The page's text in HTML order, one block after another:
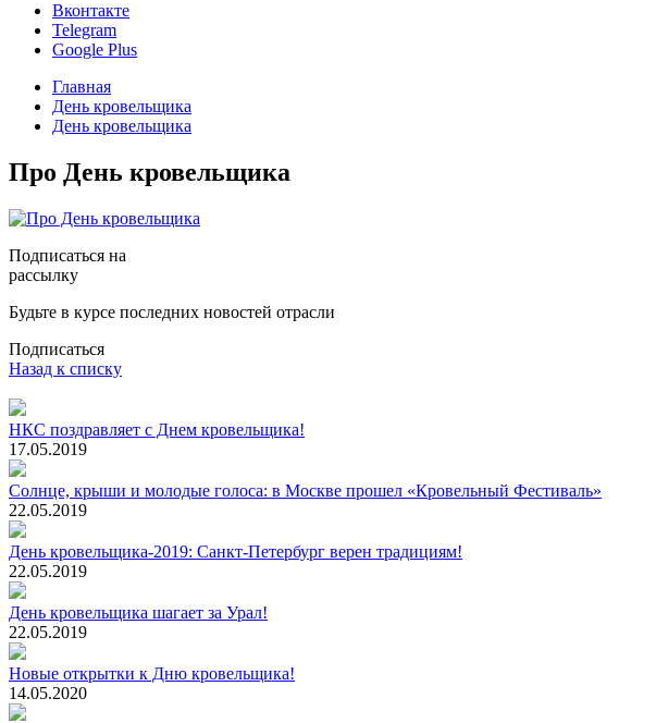
Вконтакте
Telegram
Google Plus
Главная
День кровельщика
День кровельщика
Про День кровельщика
Подписаться на
рассылку
Будьте в курсе последних новостей отрасли
Подписаться
Назад к списку
НКС поздравляет с Днем кровельщика!
17.05.2019
Солнце, крыши и молодые голоса: в Москве прошел «Кровельный Фестиваль»
22.05.2019
День кровельщика-2019: Санкт-Петербург верен традициям!
22.05.2019
День кровельщика шагает за Урал!
22.05.2019
Новые открытки к Дню кровельщика!
14.05.2020